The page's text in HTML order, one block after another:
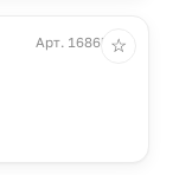
Арт. 16865.40
☆